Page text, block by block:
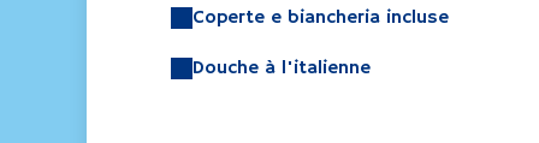
Coperte e biancheria incluse
Douche à l'italienne